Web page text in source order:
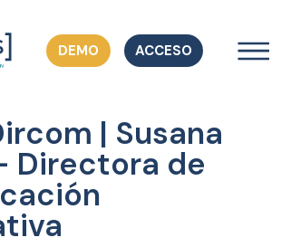
DEMO ACCESO
| Susana
Directora de